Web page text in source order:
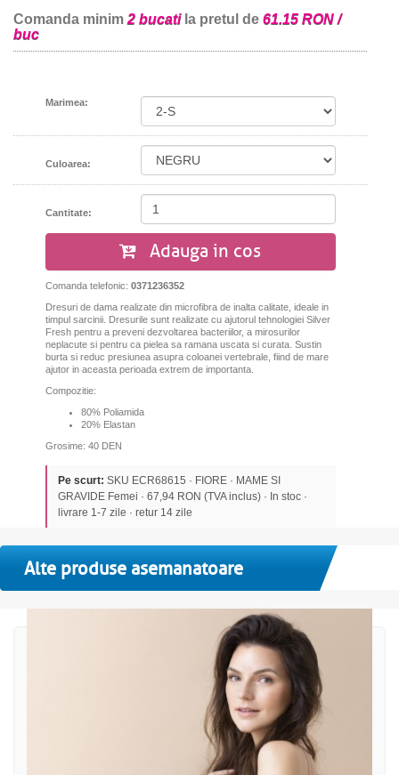
Comanda minim 2 bucatila pretul de 61.15 RON /
buc
Marimea:
Culoarea:
Cantitate:
Adauga in cos
Comanda telefonic: 0371236352
Dresuri de dama realizate din microfibra de inalta calitate, ideale in
timpul sarcinii. Dresurile sunt realizate cu ajutorul tehnologiei Silver
Fresh pentru a preveni dezvoltarea bacteriilor, a mirosurilor
neplacute si pentru ca pielea sa ramana uscata si curata. Sustin
burta si reduc presiunea asupra coloanei vertebrale, fiind de mare
ajutor in aceasta perioada extrem de importanta.
Compozitie:
80% Poliamida
20% Elastan
Grosime: 40 DEN
Pe scurt: SKU ECR68615 · FIORE · MAME SI
GRAVIDE Femei · 67,94 RON (TVA inclus) · In stoc ·
livrare 1-7 zile · retur 14 zile
Alte produse asemanatoare